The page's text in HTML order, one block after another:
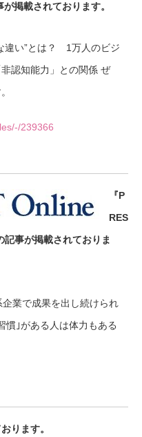
掲載されております。
違い”とは？ 1万人のビジ
認知能力」との関係 ぜ
239366
『P
RES
事が掲載されておりま
企業で成果を出し続けられ
慣｣がある人は体力もある
ります。